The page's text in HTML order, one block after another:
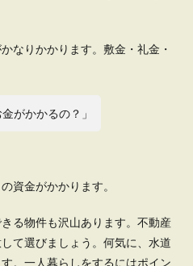
！どうする？今すぐどうにか
の対処法と改善策
するか、どうやって乗り越えればいいの
なりかかります。敷金・礼金・
がかかるの？」
資金がかかります。
る物件も沢山あります。不動産
て選びましょう。何気に、水道
。一人暮らしをするにはポイン